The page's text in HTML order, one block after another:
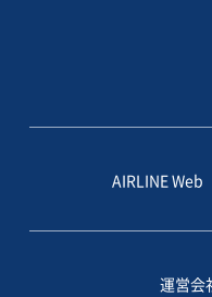
AIRLINE Web
運営会